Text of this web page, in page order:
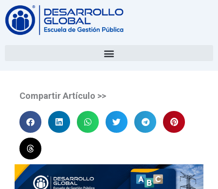
Compartir Artículo >>